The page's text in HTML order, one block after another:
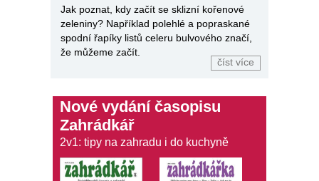
Jak poznat, kdy začít se sklizní kořenové
zeleniny? Například polehlé a popraskané
spodní řapíky listů celeru bulvového značí,
že můžeme začít.
číst více
Nové vydání časopisu
Zahrádkář
2v1: tipy na zahradu i do kuchyně